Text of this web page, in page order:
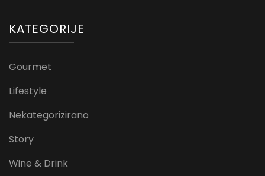
KATEGORIJE
Gourmet
Lifestyle
Nekategorizirano
Story
Wine & Drink